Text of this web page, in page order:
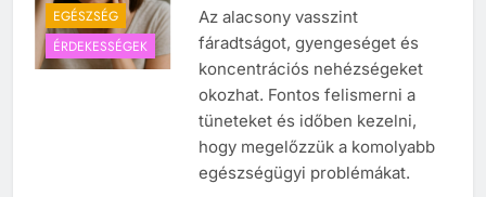
EGÉSZSÉG
ÉRDEKESSÉGEK
Az alacsony vasszint
fáradtságot, gyengeséget és
koncentrációs nehézségeket
okozhat. Fontos felismerni a
tüneteket és időben kezelni,
hogy megelőzzük a komolyabb
egészségügyi problémákat.